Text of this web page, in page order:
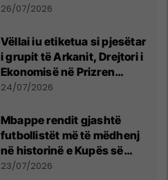
e Prenga
26/07/2026
Vëllai iu etiketua si pjesëtar
i grupit të Arkanit, Drejtori i
Ekonomisë në Prizren
mohon pretendimet
24/07/2026
Mbappe rendit gjashtë
futbollistët më të mëdhenj
në historinë e Kupës së
Botës, Messi mbetet i dyti
23/07/2026